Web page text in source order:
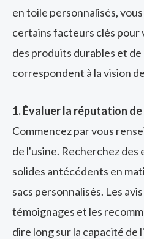
en toile personnalisés,
certains facteurs clés pour
des produits durables et
correspondent à la vision
1. Évaluer la réputation
Commencez par vous
de l'usine. Recherchez
solides antécédents en
sacs personnalisés. Les
témoignages et les
dire long sur la capacité de